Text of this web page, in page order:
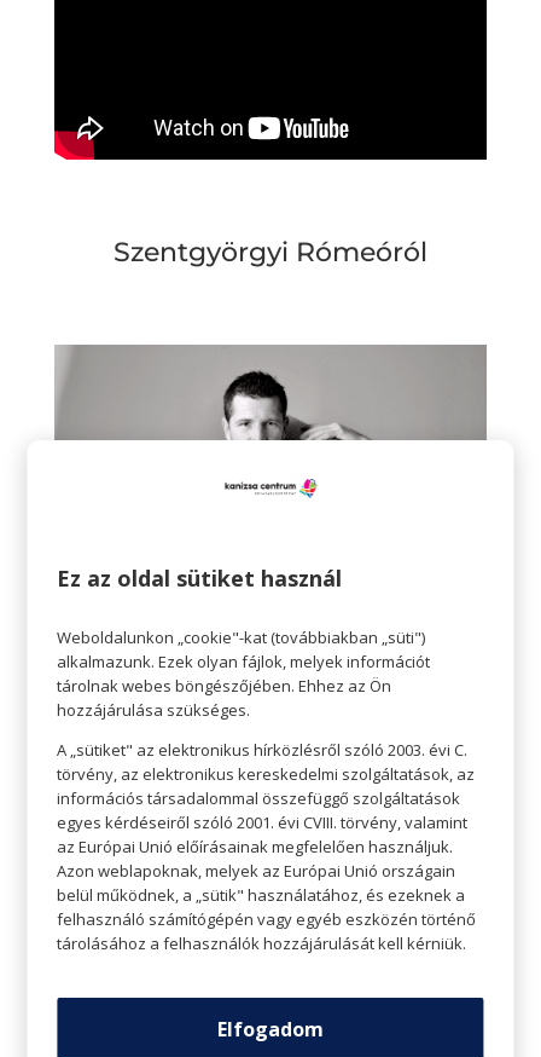
Szentgyörgyi Rómeóról
Szentgyörgyi Rómeó, profi személyi edző,
hatszoros aerobik Világ-, és kétszeres
Európabajnok. Az aktív versenyzést 2001-ben
fejezte be, közel 10 év után.
Rómeó tudja, hogy mit jelent a kitartás, a
küzdelem és a lemondás. De azt is
teljesmértékben tudja és átélte, hogy milyen
érzés a „dobogó legfelső fokán állni”. Ezért
hisz abban, hogy jó edző nélkül ez nem
ment volna neki. Gyere és csatlakozz te is
bajnokot faragjon belőled!
Ha tovább szeretnéd folytatni az edzéseket
Ez az oldal sütiket használ
Weboldalunkon „cookie"-kat (továbbiakban „süti")
alkalmazunk. Ezek olyan fájlok, melyek információt
tárolnak webes böngészőjében. Ehhez az Ön
hozzájárulása szükséges.
A „sütiket" az elektronikus hírközlésről szóló 2003. évi C.
törvény, az elektronikus kereskedelmi szolgáltatások, az
információs társadalommal összefüggő szolgáltatások
egyes kérdéseiről szóló 2001. évi CVIII. törvény, valamint
az Európai Unió előírásainak megfelelően használjuk.
Azon weblapoknak, melyek az Európai Unió országain
belül működnek, a „sütik" használatához, és ezeknek a
felhasználó számítógépén vagy egyéb eszközén történő
tárolásához a felhasználók hozzájárulását kell kérniük.
Elfogadom